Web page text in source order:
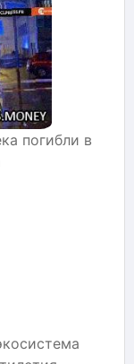
погибли в